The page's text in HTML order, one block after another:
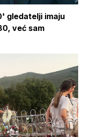
gledatelji imaju
već sam